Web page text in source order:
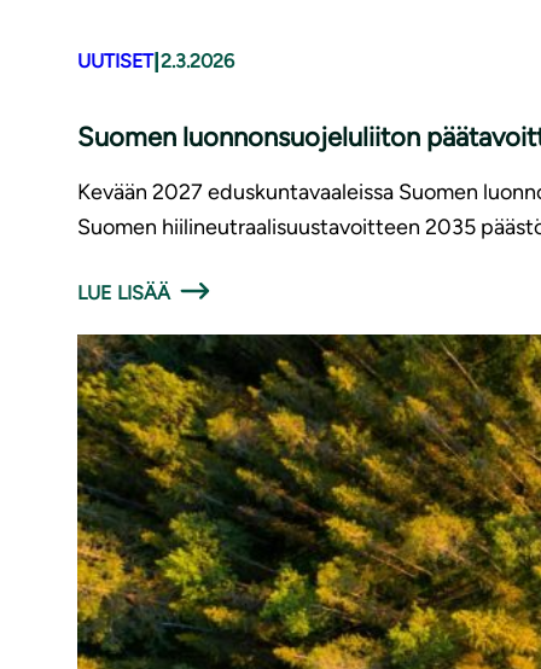
UUTISET| 2.3.2026
Suomen luonnonsuojeluliiton
Kevään 2027 eduskuntavaaleissa Suomen
Suomen hiilineutraalisuustavoitteen 2035
LUE LISÄÄ